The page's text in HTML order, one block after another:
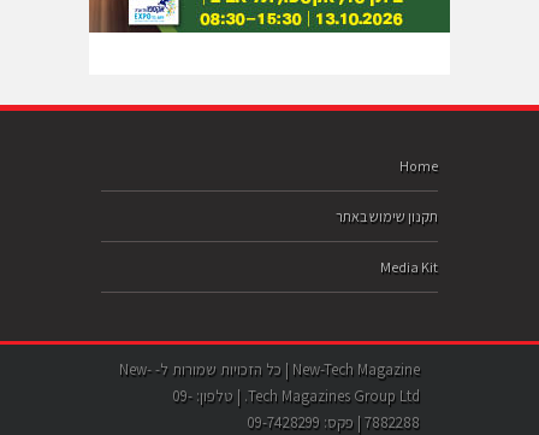
Home
תקנון שימוש באתר
Media Kit
New-Tech Magazine | כל הזכויות שמורות ל- New-
Tech Magazines Group Ltd. | טלפון: 09-
7882288 | פקס: 09-7428299